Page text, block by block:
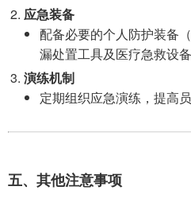
应急装备
配备必要的个人防护装备
漏处置工具及医疗急救设备
演练机制
定期组织应急演练，提高
五、其他注意事项